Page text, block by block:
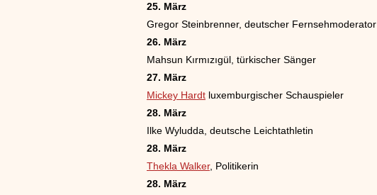
25. März
Gregor Steinbrenner, deutscher Fernsehmoderator
26. März
Mahsun Kırmızıgül, türkischer Sänger
27. März
Mickey Hardt luxemburgischer Schauspieler
28. März
Ilke Wyludda, deutsche Leichtathletin
28. März
Thekla Walker, Politikerin
28. März